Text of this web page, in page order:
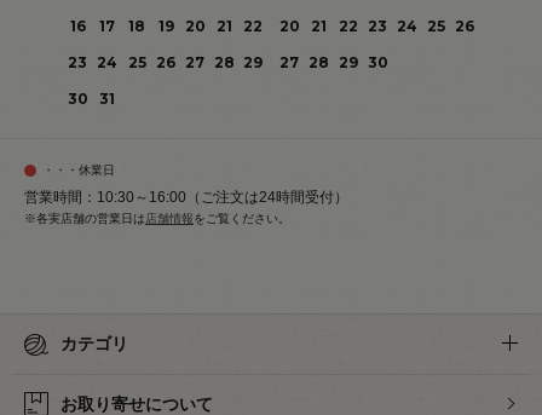
16
17 18 19 20 21
22
23
24 25 26 27 28 29
30
31
20
21 22 23 24 25
26
27 28 29 30
・・・休業日
営業時間：10:30～16:00（ご注文は24時間受付）
※各実店舗の営業日は 店舗情報をご覧ください。
カテゴリ
お取り寄せについて